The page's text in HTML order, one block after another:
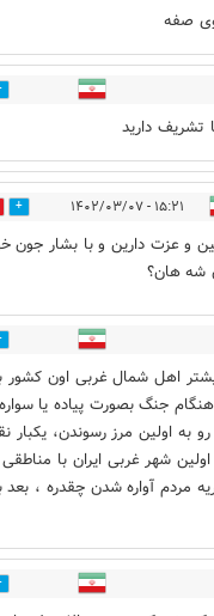
صفه
0
تشریف دارید
۱۵:۲۱ - ۱۴۰۲/۰۳/۰۷ 8
و عزت دارین و با بشار جون
شه هان؟
0
اهل شمال غربی اون
هنگام جنگ بصورت پیاده یا
به اولین مرز رسوندن، یکبار
شهر غربی ایران با
مردم آواره شدن چقدره ، بعد
0